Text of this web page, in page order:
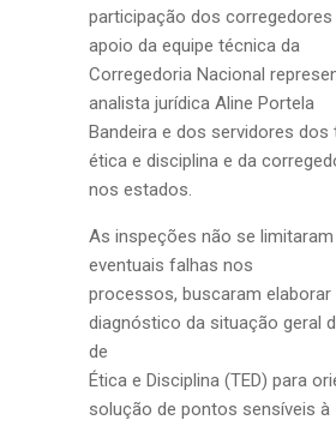
participação dos
apoio da equipe técnica da
Corregedoria Nacional
analista jurídica Aline Portela
Bandeira e dos servidores dos
ética e disciplina e da
nos estados.
As inspeções não se
eventuais falhas nos
processos, buscaram elaborar
diagnóstico da situação geral
de
Ética e Disciplina (TED) para
solução de pontos sensíveis à